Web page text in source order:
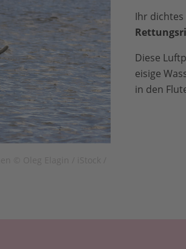
Ihr
Diese
eisige
in den